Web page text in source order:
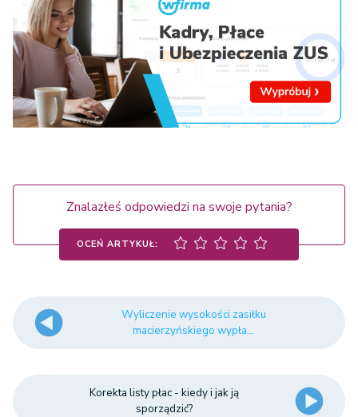
Znalazłeś odpowiedzi na swoje pytania?
OCEŃ ARTYKUŁ:
Wyliczenie wysokości zasiłku
macierzyńskiego wypła...
Korekta listy płac - kiedy i jak ją
sporządzić?